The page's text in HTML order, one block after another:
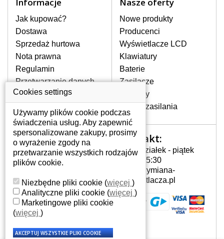
stronie internetowej ją znajdziesz za
pomocy wyszukiwarki. Wystarczy znać
model laptopa. Przy każdej klawiaturze
nie może brakować szczególowe zdjęcie
do aktualnego stanu naszego magazynu.
W JAKI SPOSÓB MOŻE SIĘ
PRZEJAWIAĆ USTERKA
Częstymi objawami są pomijanie liter
czy wyświetlanie innych liter oraz
dublowanie tych samych znaków. W
przypadku podlicia klawisze nie
powrócą do pierwotnej pozycji. Albo
też uszkodzenie mechaniczne, np.
JAK TO DZIAŁA?
Klawiatura składa się z kilku
warstw folii, z których przewodzą
przewodzące warstwy.
Jak kupować?
Dostawa
Sprzedaż hurtowa
Nota prawna
Regulamin
Przetwarzanie danych
osobowych
Gdzie nas znajdziesz
Nowe produkty
Producenci
Wyświetlacze LCD
Klawiatury
Baterie
Zasilacze
Zawiasy
Złącza zasilania
Twoje konto
Twoje konto
Dane osobowe
Adresy
Historia zamówień
Kontakt:
Poniedziałek - piątek
7:00 - 15:30
info@wymiana-
wyswietlacza.pl
Cookies settings
Używamy plików cookie podczas
świadczenia usług. Aby zapewnić
spersonalizowane zakupy, prosimy
o wyrażenie zgody na
przetwarzanie wszystkich rodzajów
plików cookie.
Niezbędne pliki cookie (więcej )
Analityczne pliki cookie (więcej )
Marketingowe pliki cookie
(więcej )